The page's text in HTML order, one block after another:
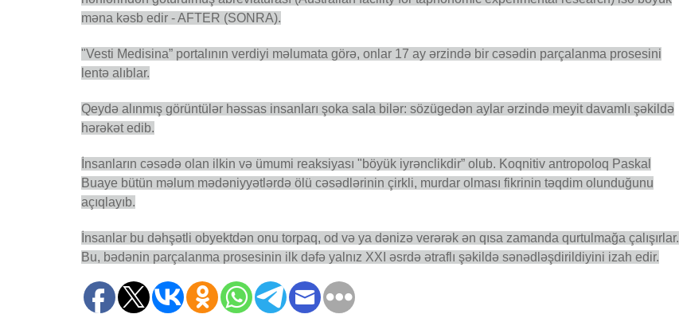
məna kəsb edir - AFTER (SONRA).
"Vesti Medisina” portalının verdiyi məlumata görə, onlar 17 ay ərzində bir cəsədin parçalanma prosesini
lentə alıblar.
Qeydə alınmış görüntülər həssas insanları şoka sala bilər: sözügedən aylar ərzində meyit davamlı şəkildə
hərəkət edib.
İnsanların cəsədə olan ilkin və ümumi reaksiyası "böyük iyrənclikdir” olub. Koqnitiv antropoloq Paskal
Buaye bütün məlum mədəniyyətlərdə ölü cəsədlərinin çirkli, murdar olması fikrinin təqdim olunduğunu
açıqlayıb.
İnsanlar bu dəhşətli obyektdən onu torpaq, od və ya dənizə verərək ən qısa zamanda qurtulmağa çalışırlar.
Bu, bədənin parçalanma prosesinin ilk dəfə yalnız XXI əsrdə ətraflı şəkildə sənədləşdirildiyini izah edir.